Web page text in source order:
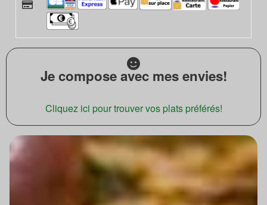
Je compose avec mes envies!
Cliquez ici pour trouver vos plats préférés!